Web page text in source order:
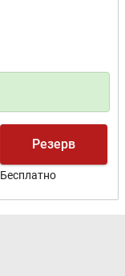
Резерв
Бесплатно